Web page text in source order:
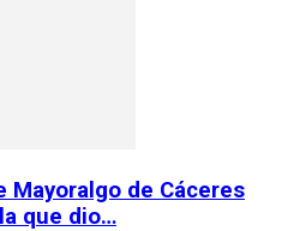
Mayoralgo de Cáceres
que dio…